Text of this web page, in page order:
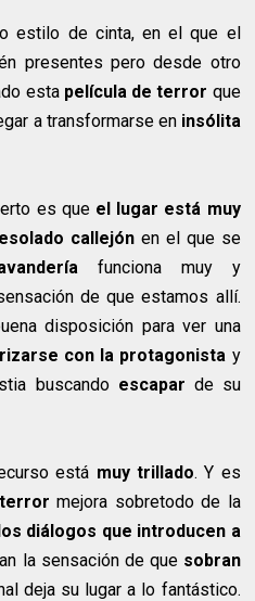
estilo de cinta, en el que el
presentes pero desde otro
esta película de terror que
a transformarse en insólita
es que el lugar está muy
callejónen el que se
funciona muy y
de que estamos allí.
disposición para ver una
con la protagonista y
buscando escapar de su
está muy trillado. Y es
mejora sobretodo de la
diálogos que introducen a
la sensación de que sobran
deja su lugar a lo fantástico.